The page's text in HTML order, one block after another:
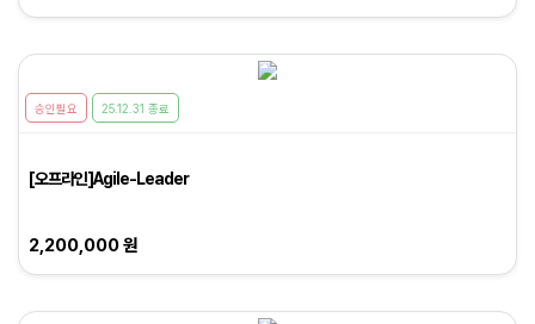
승인필요 25.12.31 종료
[오프라인]Agile-Leader
2,200,000 원